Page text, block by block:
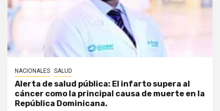
NACIONALES SALUD
Alerta de salud pública: El infarto supera al
cáncer como la principal causa de muerte en la
República Dominicana.